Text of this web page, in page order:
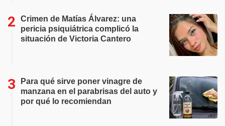
Crimen de Matías Álvarez: una
pericia psiquiátrica complicó la
situación de Victoria Cantero
Para qué sirve poner vinagre de
manzana en el parabrisas del auto y
por qué lo recomiendan